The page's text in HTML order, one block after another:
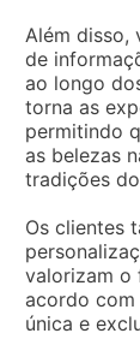
Além disso,
de
ao longo
torna as
permitindo
as belezas
tradições
Os clientes
valorizam o
acordo com
única e